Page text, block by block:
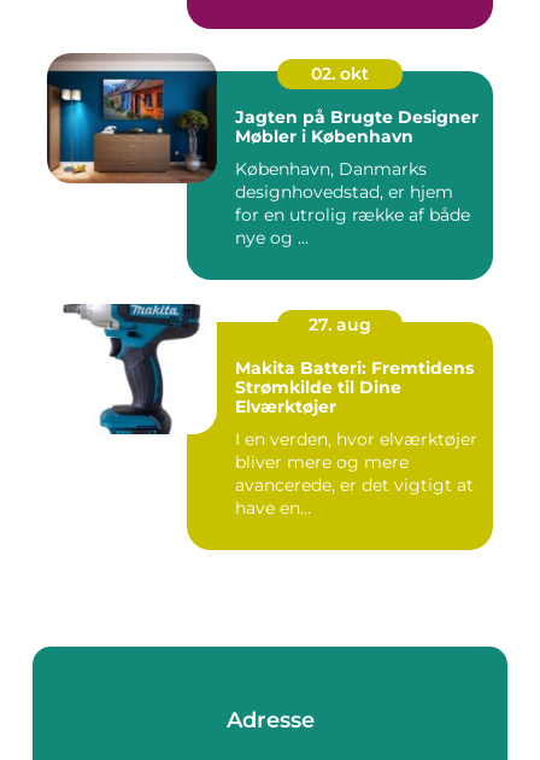
02. okt
Jagten på Brugte Designer
Møbler i København
København, Danmarks
designhovedstad, er hjem
for en utrolig række af både
nye og ...
27. aug
Makita Batteri: Fremtidens
Strømkilde til Dine
Elværktøjer
I en verden, hvor elværktøjer
bliver mere og mere
avancerede, er det vigtigt at
have en...
Adresse